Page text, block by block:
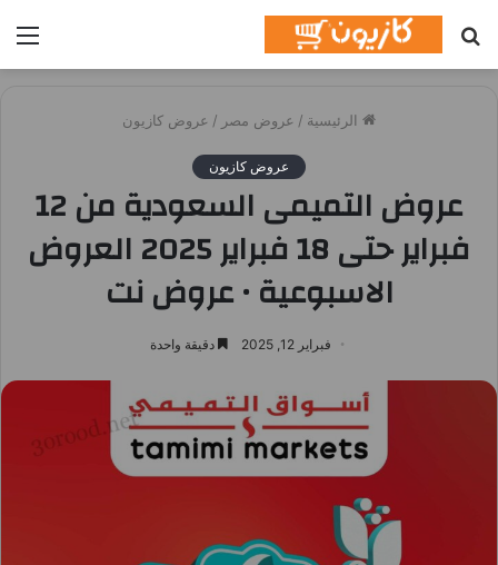
عن
الرئيسية / عروض مصر / عروض كازيون
عروض كازيون
عروض التميمى السعودية من 12
فبراير حتى 18 فبراير 2025 العروض
الاسبوعية • عروض نت
فبراير 12, 2025 دقيقة واحدة